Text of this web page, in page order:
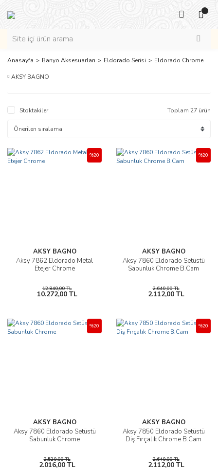
Anasayfa Banyo Aksesuarları Eldorado Serisi Eldorado Chrome
AKSY BAGNO
Stoktakiler Toplam 27 ürün
AKSY BAGNO
Aksy 7862 Eldorado Metal
Etejer Chrome
%20
12.840,00 TL
10.272,00 TL
AKSY BAGNO
Aksy 7860 Eldorado Setüstü
Sabunluk Chrome B.Cam
%20
2.640,00 TL
2.112,00 TL
AKSY BAGNO
Aksy 7860 Eldorado Setüstü
Sabunluk Chrome
%20
2.520,00 TL
2.016,00 TL
AKSY BAGNO
Aksy 7850 Eldorado Setüstü
Diş Fırçalık Chrome B.Cam
%20
2.640,00 TL
2.112,00 TL